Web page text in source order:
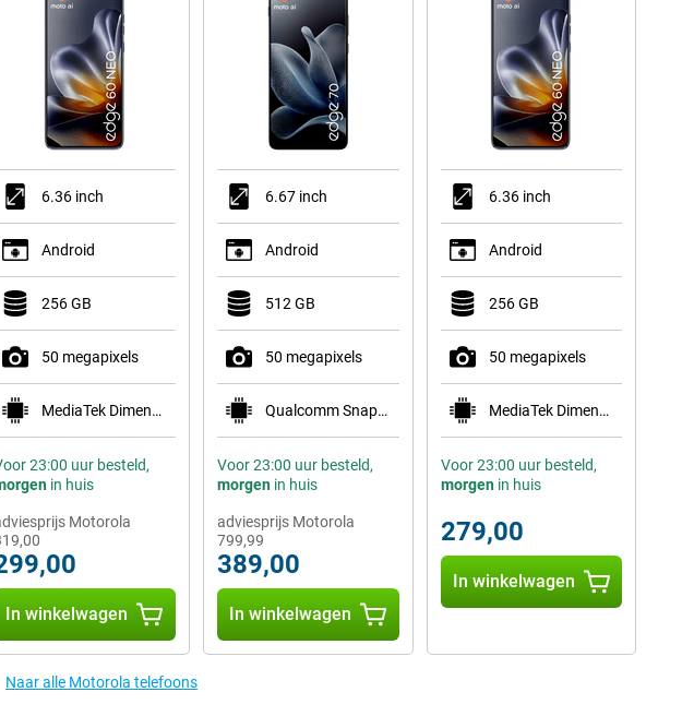
6.36 inch
Android
256 GB
50 megapixels
MediaTek Dimensity 7400
23:00 uur besteld,
in huis
Motorola
In winkelwagen
6.67 inch
Android
512 GB
50 megapixels
Qualcomm Snapdragon 7 Gen 4
Voor 23:00 uur besteld,
morgenin huis
799,99
adviesprijs Motorola
389,00
In winkelwagen
6.36 inch
Android
256 GB
50 megapixels
MediaTek Dimensity 7400
Voor 23:00 uur besteld,
morgenin huis
279,00
In winkelwagen
Naar alle Motorola telefoons